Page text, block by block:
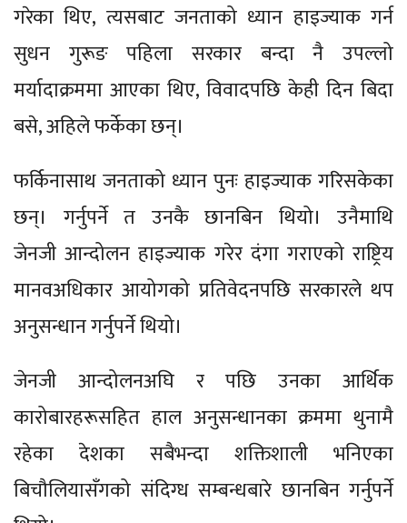
गरेका थिए, त्यसबाट जनताको ध्यान हाइज्याक गर्न
सुधन गुरूङ पहिला सरकार बन्दा नै उपल्लो
मर्यादाक्रममा आएका थिए, विवादपछि केही दिन बिदा
बसे, अहिले फर्केका छन्।
फर्किनासाथ जनताको ध्यान पुनः हाइज्याक गरिसकेका
छन्। गर्नुपर्ने त उनकै छानबिन थियो। उनैमाथि
जेनजी आन्दोलन हाइज्याक गरेर दंगा गराएको राष्ट्रिय
मानवअधिकार आयोगको प्रतिवेदनपछि सरकारले थप
अनुसन्धान गर्नुपर्ने थियो।
जेनजी आन्दोलनअघि र पछि उनका आर्थिक
कारोबारहरूसहित हाल अनुसन्धानका क्रममा थुनामै
रहेका देशका सबैभन्दा शक्तिशाली भनिएका
बिचौलियासँगको संदिग्ध सम्बन्धबारे छानबिन गर्नुपर्ने